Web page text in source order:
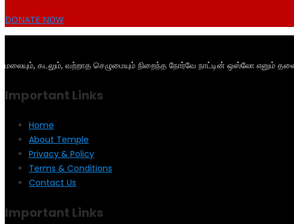
DONATE NOW
மலையும், கடலும், வற்றாத செழுமையும் நிறைந்த நோர்வே நாட்டின் ஒஸ்லோ எனும்
Important Links
Home
About Temple
Privacy & Policy
Terms & Conditions
Contact Us
Important Links